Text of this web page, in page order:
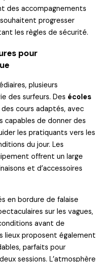
des accompagnements
progresser
les règles de sécurité.
pour
plusieurs
des surfeurs. Des écoles
cours adaptés, avec
capables de donner des
les pratiquants vers les
du jour. Les
offrent un large
et d’accessoires
en bordure de falaise
sur les vagues,
avant de
lieux proposent également
parfaits pour
sessions. L’atmosphère